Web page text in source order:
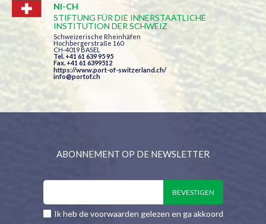
NI-CH
STIFTUNG FÜR DIE INNERSTAATLICHE
INSTITUTION DER SCHWEIZ
Schweizerische Rheinhäfen
Hochbergerstraße 160
CH-4019 BASEL
Tel. +41 61 639 95 95
Fax. +41 61 6399512
https://www.port-of-switzerland.ch/
info@portof.ch
ABONNEMENT OP DE NEWSLETTER
Ik heb de voorwaarden gelezen en ga akkoord